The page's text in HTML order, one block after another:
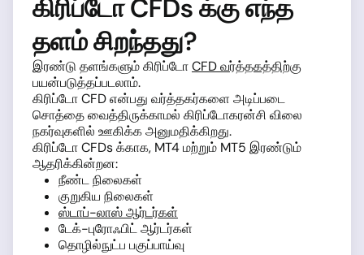
கிரிப்டோ CFDs க்கு எந்த
தளம் சிறந்தது?
இரண்டு தளங்களும் கிரிப்டோCFD வர்த்தகத்திற்கு
பயன்படுத்தப்படலாம்.
கிரிப்டோ CFD என்பது வர்த்தகர்களை அடிப்படை
சொத்தை வைத்திருக்காமல் கிரிப்டோகரன்சி விலை
நகர்வுகளில் ஊகிக்க அனுமதிக்கிறது.
கிரிப்டோ CFDs க்காக, MT4 மற்றும் MT5 இரண்டும்
ஆதரிக்கின்றன:
நீண்ட நிலைகள்
குறுகிய நிலைகள்
ஸ்டாப்-லாஸ் ஆர்டர்கள்
டேக்-புரோஃபிட் ஆர்டர்கள்
தொழில்நுட்ப பகுப்பாய்வு